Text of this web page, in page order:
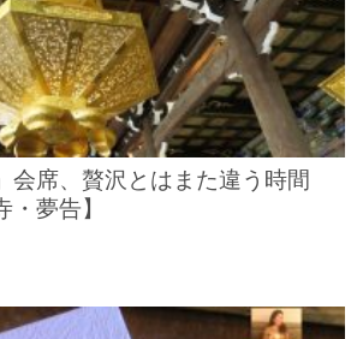
会席、贅沢とはまた違う時間
・夢告】